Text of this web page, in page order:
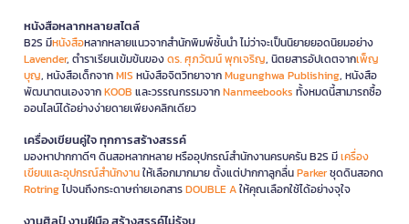
หนังสือหลากหลายสไตล์
B2S มีหนังสือหลากหลายแนวจากสำนักพิมพ์ชั้นนำ ไม่ว่าจะเป็นนิยายยอดนิยมอย่าง
Lavender, ตำราเรียนเข้มข้นของดร. ศุภวัฒน์ พุกเจริญ, นิตยสารอัปเดตจากเพ็ญ
บุญ, หนังสือเด็กจากMIS หนังสือจิตวิทยาจากMugunghwa Publishing, หนังสือ
พัฒนาตนเองจากKOOB และวรรณกรรมจากNanmeebooks ทั้งหมดนี้สามารถซื้อ
ออนไลน์ได้อย่างง่ายดายเพียงคลิกเดียว
เครื่องเขียนคู่ใจ ทุกการสร้างสรรค์
มองหาปากกาดีๆ ดินสอหลากหลาย หรืออุปกรณ์สำนักงานครบครัน B2S มีเครื่อง
เขียนและอุปกรณ์สำนักงานให้เลือกมากมาย ตั้งแต่ปากกาลูกลื่นParkerชุดดินสอกด
Rotringไปจนถึงกระดาษถ่ายเอกสารDOUBLE Aให้คุณเลือกใช้ได้อย่างจุใจ
งานศิลป์ งานฝีมือ สร้างสรรค์ไม่รู้จบ